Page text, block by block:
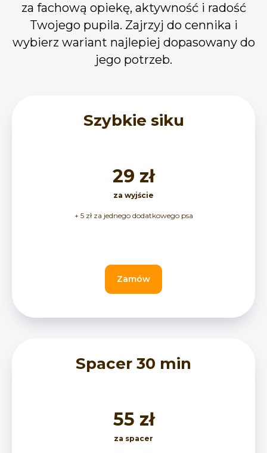
za fachową opiekę, aktywność i radość
Twojego pupila. Zajrzyj do cennika i
wybierz wariant najlepiej dopasowany do
jego potrzeb.
Szybkie siku
29 zł
za wyjście
+ 5 zł za jednego dodatkowego psa
Zamów
Spacer 30 min
55 zł
za spacer